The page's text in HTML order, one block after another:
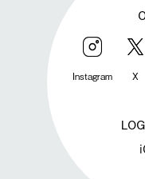
Instagram X